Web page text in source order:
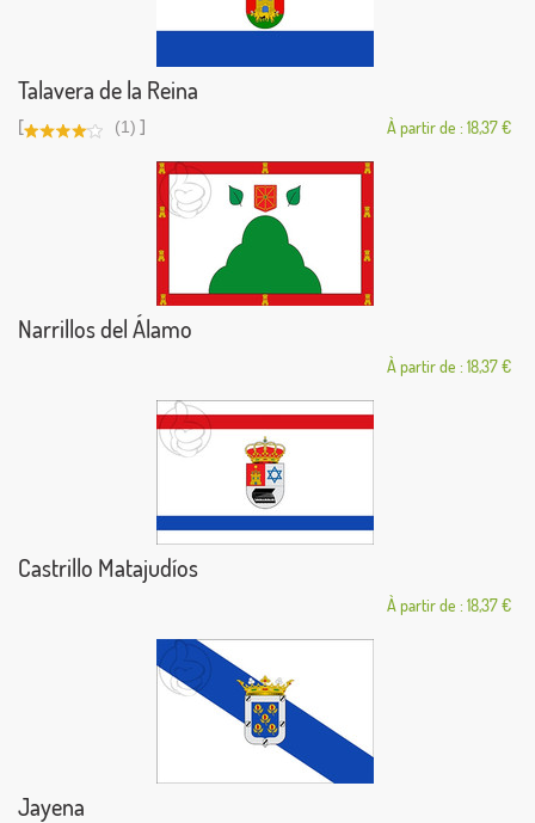
Talavera de la Reina
[ (1) ] À partir de : 18,37 €
Narrillos del Álamo
À partir de : 18,37 €
Castrillo Matajudíos
À partir de : 18,37 €
Jayena